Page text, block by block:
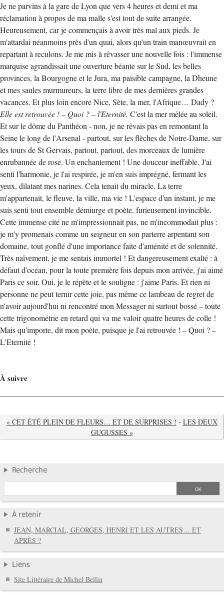
Je ne parvins à la gare de Lyon que vers 4 heures et demi et ma
réclamation à propos de ma malle s'est tout de suite arrangée.
Heureusement, car je commençais à avoir très mal aux pieds. Je
m'attardai néanmoins près d'un quai, alors qu'un train manœuvrait en
repartant à reculons. Je me mis à rêvasser une nouvelle fois : l'immense
marquise agrandissait une ouverture béante sur le Sud, les belles
provinces, la Bourgogne et le Jura, ma paisible campagne, la Dheune
et mes saules murmureurs, la terre libre de mes dernières grandes
vacances. Et plus loin encore Nice, Sète, la mer, l'Afrique… Dady ?
Elle est retrouvée ! – Quoi ? – l'Eternité. C'est la mer mêlée au soleil.
Et sur le dôme du Panthéon - non, je ne rêvais pas en remontant la
Seine le long de l'Arsenal - partout, sur les flèches de Notre-Dame, sur
les tours de St Gervais, partout, partout, des morceaux de lumière
enrubannée de rose. Un enchantement ! Une douceur ineffable. J'ai
senti l'harmonie, je l'ai respirée, je m'en suis imprégné, fermant les
yeux, dilatant mes narines. Cela tenait du miracle. La terre
m'appartenait, le fleuve, la ville, ma vie ! L'espace d'un instant, je me
suis senti tout ensemble démiurge et poète, furieusement invincible.
Cette immense cité ne m'impressionnait pas, ne m'incommodait plus :
je m'y promenais comme un seigneur en son parterre arpentant son
domaine, tout gonflé d'une importance faite d'aménité et de solennité.
Très naïvement, je me sentais immortel ! Et dangereusement exalté : à
défaut d'océan, pour la toute première fois depuis mon arrivée, j'ai aimé
Paris ce soir. Oui, je le répète et le souligne : j'aime Paris. Et rien ni
personne ne peut ternir cette joie, pas même ce lambeau de regret de
n'avoir aujourd'hui ni rencontré mon Messager ni surtout bossé – toute
cette trigonométrie en retard qui va me valoir quatre heures de colle !
Mais qu'importe, dit mon poète, puisque je l'ai retrouvée ! – Quoi ? –
L'Eternité !
À suivre
« CET ÉTÉ PLEIN DE FLEURS… ET DE SURPRISES ! - LES DEUX
GUGUSSES »
Recherche
À retenir
JEAN, MARCIAL, GEORGES, HENRI ET LES AUTRES… ET
APRÈS ?
Liens
Site Littéraire de Michel Bellin